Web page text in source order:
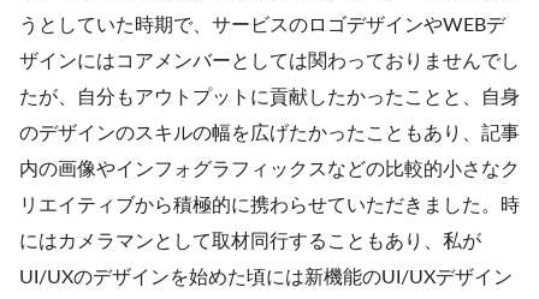
うとしていた時期で、サービスのロゴデザインやWEBデ
ザインにはコアメンバーとしては関わっておりませんでし
たが、自分もアウトプットに貢献したかったことと、自身
のデザインのスキルの幅を広げたかったこともあり、記事
内の画像やインフォグラフィックスなどの比較的小さなク
リエイティブから積極的に携わらせていただきました。時
にはカメラマンとして取材同行することもあり、私が
UI/UXのデザインを始めた頃には新機能のUI/UXデザイン